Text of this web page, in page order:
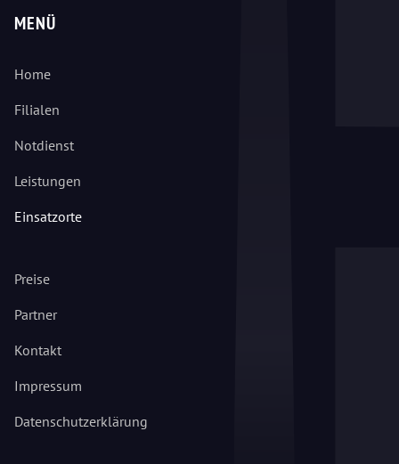
MENÜ
Home
Filialen
Notdienst
Leistungen
Einsatzorte
Preise
Partner
Kontakt
Impressum
Datenschutzerklärung